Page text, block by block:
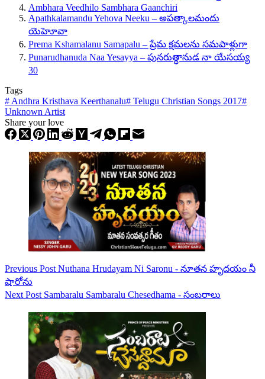
Ambhara Veedhilo Sambhara Gaanchiri
Apathkalamandu Yehova Neeku – అపత్కాలమందు
యెహెూవా
Prema Kshamalanu Samapalu – ప్రేమ క్షమలను సమపాళ్లుగా
Punarudhanuda Naa Yesayya – పునరుత్థానుడ నా యేసయ్య
30
Tags
# Andhra Kristhava Keerthanalu# Telugu Christian Songs 2017#
Unknown Artist
Share your love
Previous Post Nuthana Hrudayam Ni Saronu - నూతన హృదయం నీ
షారోను
Next Post Sambaralu Sambaralu Chesedhama - సంబరాలు